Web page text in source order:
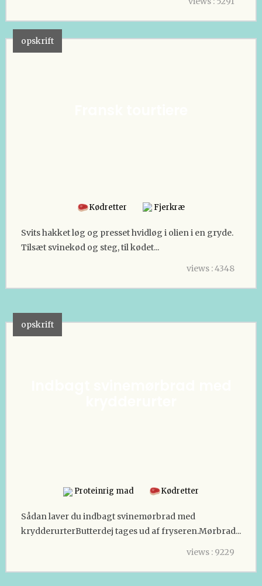
opskrift
Kødretter Fjerkræ
Svits hakket løg og presset hvidløg i olien i en gryde.
Tilsæt svinekød og steg, til kødet...
views : 4348
opskrift
Proteinrig mad Kødretter
Sådan laver du indbagt svinemørbrad med
krydderurterButterdej tages ud af fryseren.Mørbrad...
views : 9229